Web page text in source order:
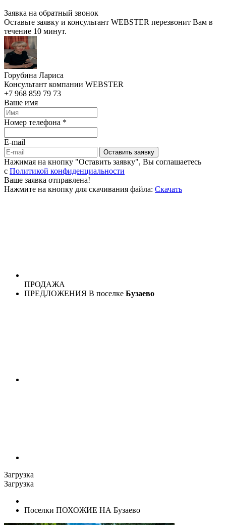
Заявка на обратный звонок
Оставьте заявку и консультант WEBSTER перезвонит Вам в
течение 10 минут.
Горубина Лариса
Консультант компании WEBSTER
+7 968 859 79 73
Ваше имя
Номер телефона *
E-mail
Оставить заявку
Нажимая на кнопку "Оставить заявку", Вы соглашаетесь
c Политикой конфиденциальности
Ваше заявка отправлена!
Нажмите на кнопку для скачивания файла: Скачать
ПРОДАЖА
ПРЕДЛОЖЕНИЯ В поселке Бузаево
Загрузка
Загрузка
Поселки ПОХОЖИЕ НА Бузаево